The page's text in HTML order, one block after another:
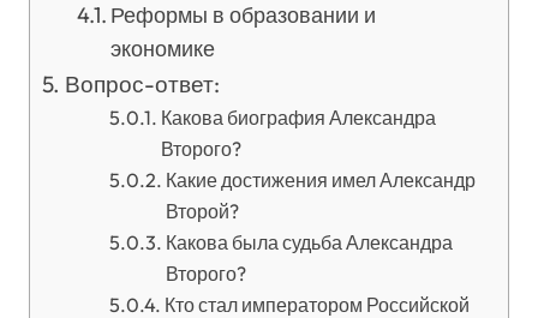
Реформы в образовании и
экономике
Вопрос-ответ:
Какова биография Александра
Второго?
Какие достижения имел Александр
Второй?
Какова была судьба Александра
Второго?
Кто стал императором Российской